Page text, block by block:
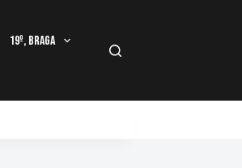
19º, Braga